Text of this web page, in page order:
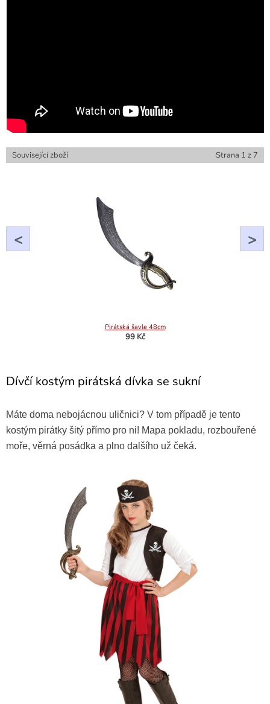
Související zboží Strana 1 z 7
<
Pirátská šavle 48cm
99 Kč
Pirátský měšec s mincemi
99 Kč
>
Dívčí kostým pirátská dívka se sukní
Máte doma nebojácnou uličnici? V tom případě je tento
kostým pirátky šitý přímo pro ni! Mapa pokladu, rozbouřené
moře, věrná posádka a plno dalšího už čeká.